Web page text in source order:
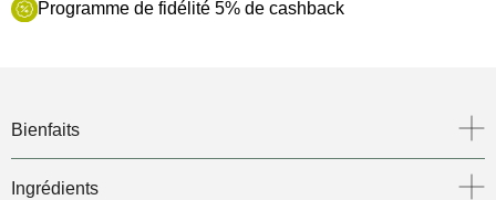
Programme de fidélité 5% de cashback
conservateur | Complément alimentaire
Bienfaits
Ingrédients